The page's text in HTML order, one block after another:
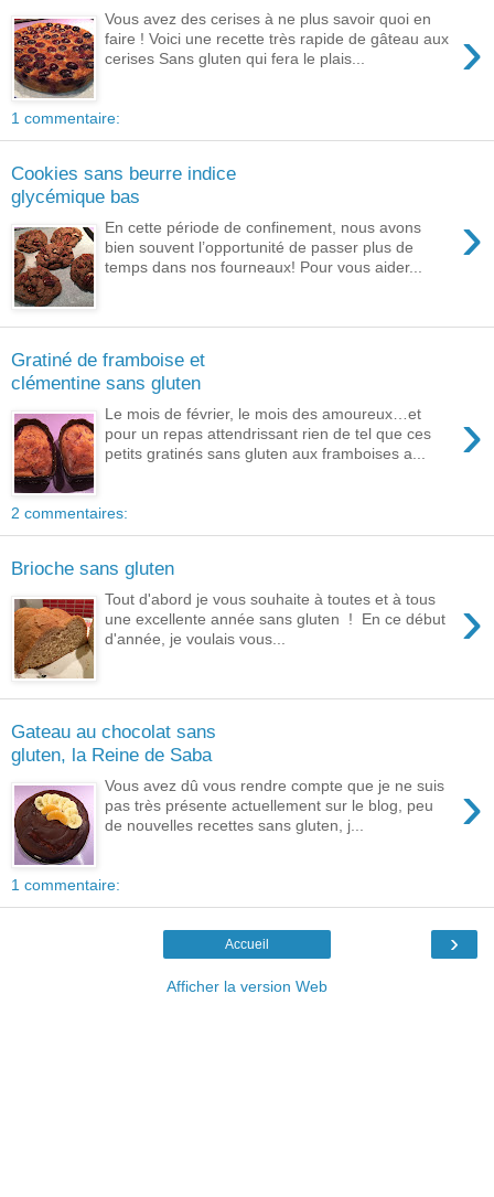
›
Vous avez des cerises à ne plus savoir quoi en
faire ! Voici une recette très rapide de gâteau aux
cerises Sans gluten qui fera le plais...
1 commentaire:
Cookies sans beurre indice
glycémique bas
›
En cette période de confinement, nous avons
bien souvent l’opportunité de passer plus de
temps dans nos fourneaux! Pour vous aider...
Gratiné de framboise et
clémentine sans gluten
›
Le mois de février, le mois des amoureux…et
pour un repas attendrissant rien de tel que ces
petits gratinés sans gluten aux framboises a...
2 commentaires:
Brioche sans gluten
›
Tout d'abord je vous souhaite à toutes et à tous
une excellente année sans gluten ! En ce début
d'année, je voulais vous...
Gateau au chocolat sans
gluten, la Reine de Saba
›
Vous avez dû vous rendre compte que je ne suis
pas très présente actuellement sur le blog, peu
de nouvelles recettes sans gluten, j...
1 commentaire:
›
Accueil
Afficher la version Web